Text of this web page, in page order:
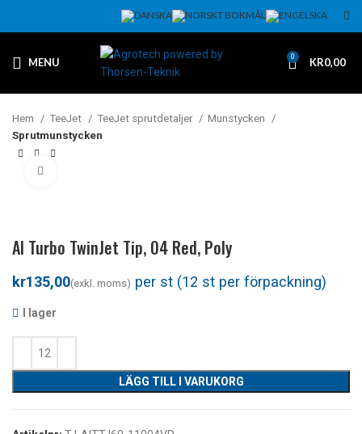
MENU 0 KR0,00
Hem TeeJet TeeJet sprutdetaljer
Munstycken
Sprutmunstycken
AI Turbo TwinJet Tip, 04 Red, Poly
kr
I lager
LÄGG TILL I VARUKORG